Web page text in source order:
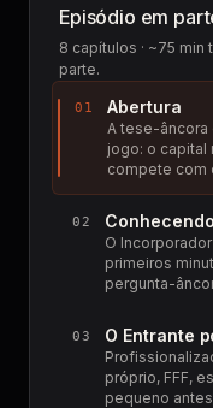
Episódio em
8 capítulos · ~75
parte.
01 Abertura
A tese-âncora
jogo: o capital
compete com
02
O
primeiros
pergunta-
03 O Entrante
próprio, FFF,
pequeno